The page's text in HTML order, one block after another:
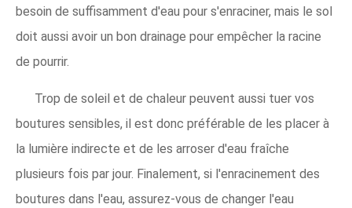
besoin de suffisamment d'eau pour s'enraciner, mais le sol
doit aussi avoir un bon drainage pour empêcher la racine
de pourrir.
Trop de soleil et de chaleur peuvent aussi tuer vos
boutures sensibles, il est donc préférable de les placer à
la lumière indirecte et de les arroser d'eau fraîche
plusieurs fois par jour. Finalement, si l'enracinement des
boutures dans l'eau, assurez-vous de changer l'eau